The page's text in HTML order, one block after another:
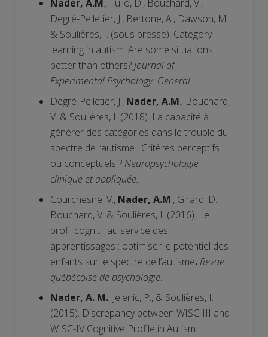
Nader, A.M., Tullo, D., Bouchard, V.,
Degré-Pelletier, J., Bertone, A., Dawson, M.
& Soulières, I. (sous presse). Category
learning in autism: Are some situations
better than others? Journal of
Experimental Psychology: General.
Degré-Pelletier, J., Nader, A.M., Bouchard,
V. & Soulières, I. (2018). La capacité à
générer des catégories dans le trouble du
spectre de l’autisme : Critères perceptifs
ou conceptuels ? Neuropsychologie
clinique et appliquée.
Courchesne, V., Nader, A.M., Girard, D.,
Bouchard, V. & Soulières, I. (2016). Le
profil cognitif au service des
apprentissages : optimiser le potentiel des
enfants sur le spectre de l’autisme. Revue
québécoise de psychologie.
Nader, A. M., Jelenic, P., & Soulières, I.
(2015). Discrepancy between WISC-III and
WISC-IV Cognitive Profile in Autism